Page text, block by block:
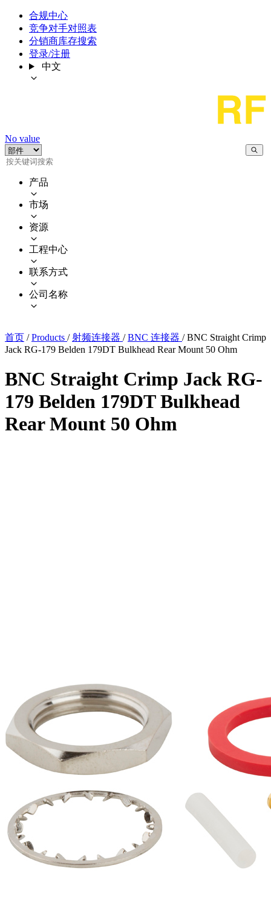
合规中心
竞争对手对照表
分销商库存搜索
登录/注册
中文
No value
产品
市场
资源
工程中心
联系方式
公司名称
首页 / Products / 射频连接器 / BNC 连接器 / BNC Straight Crimp
Jack RG-179 Belden 179DT Bulkhead Rear Mount 50 Ohm
BNC Straight Crimp Jack RG-
179 Belden 179DT Bulkhead
Rear Mount 50 Ohm